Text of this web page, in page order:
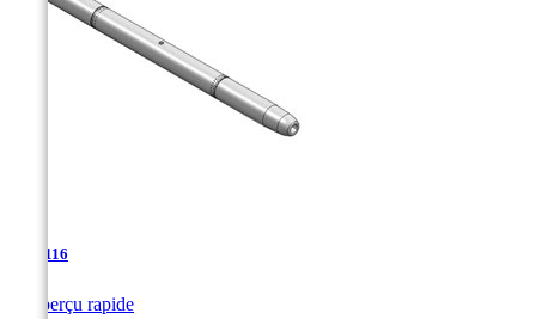
TJA-116
Aperçu rapide